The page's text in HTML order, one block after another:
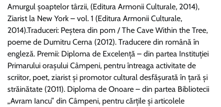
Amurgul șoaptelor târzii, (Editura Armonii Culturale, 2014),
Ziarist la New York – vol. 1 (Editura Armonii Culturale,
2014).Traduceri: Peștera din pom / The Cave Within the Tree,
poeme de Dumitru Cerna (2012). Traducere din română în
engleză. Premii: Diploma de Excelență – din partea Instituției
Primarului orașului Câmpeni, pentru întreaga activitate de
scriitor, poet, ziarist și promotor cultural desfășurată în țară și
străinătate (2011). Diploma de Onoare – din partea Bibliotecii
„Avram Iancu” din Câmpeni, pentru cărțile și articolele